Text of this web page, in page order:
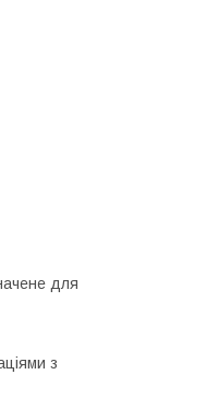
для
з